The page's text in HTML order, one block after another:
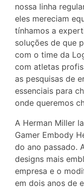
nossa linha
eles mereciam
tínhamos a
soluções de que
com o time da
com atletas
as pesquisas de
essenciais para
onde queremos
A Herman Miller
Gamer Embody
do ano passado.
designs mais
empresa e o
em dois anos de